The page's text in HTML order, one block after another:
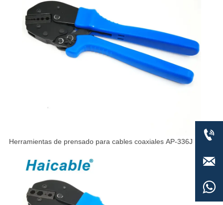
Herramientas de prensado para cables coaxiales AP-336J


